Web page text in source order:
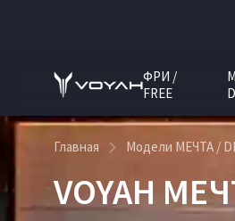
ФРИ /
FREE
Главная Модели МЕЧТА /
VOYAH